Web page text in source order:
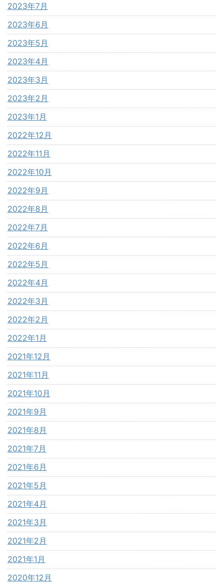
2023年7月
2023年6月
2023年5月
2023年4月
2023年3月
2023年2月
2023年1月
2022年12月
2022年11月
2022年10月
2022年9月
2022年8月
2022年7月
2022年6月
2022年5月
2022年4月
2022年3月
2022年2月
2022年1月
2021年12月
2021年11月
2021年10月
2021年9月
2021年8月
2021年7月
2021年6月
2021年5月
2021年4月
2021年3月
2021年2月
2021年1月
2020年12月